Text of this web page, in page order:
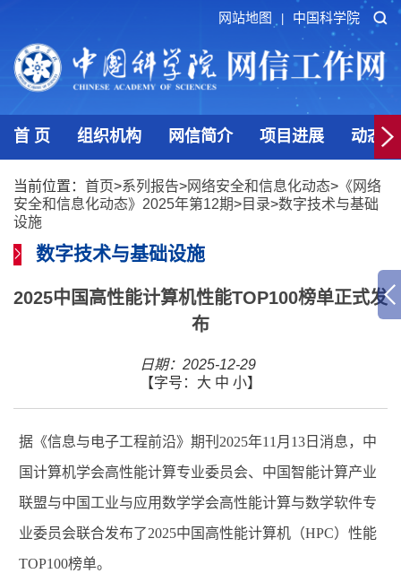
网站地图 中国科学院
首 页 组织机构 网信简介 项目进展 动态
当前位置： 首页>系列报告>网络安全和信息化动态> 《网络
安全和信息化动态》2025年第12期>目录>数字技术与基础
设施
数字技术与基础设施
2025中国高性能计算机性能TOP100榜单正式发
布
日期：2025-12-29
【字号： 大 中 小】
据《信息与电子工程前沿》期刊 2025年11 月 13 日消息，中
国计算机学会高性能计算专业委员会、中国智能计算产业
联盟与中国工业与应用数学学会高性能计算与数学软件专
业委员会联合发布了2025中国高性能计算机（HPC）性能
TOP100榜单。